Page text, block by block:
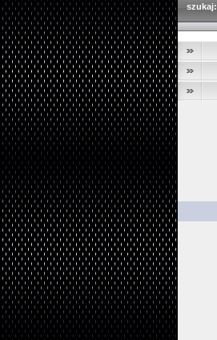
szukaj: